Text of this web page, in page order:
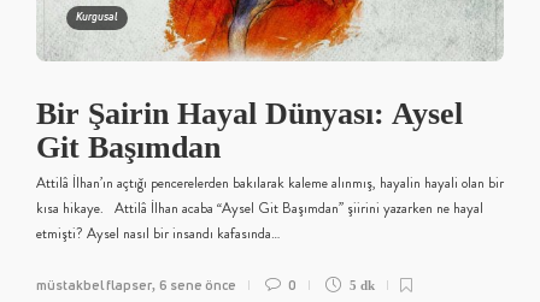
Kurgusal
Bir Şairin Hayal Dünyası: Aysel
Git Başımdan
Attilâ İlhan’ın açtığı pencerelerden bakılarak kaleme alınmış, hayalin hayali olan bir
kısa hikaye. Attilâ İlhan acaba “Aysel Git Başımdan” şiirini yazarken ne hayal
etmişti? Aysel nasıl bir insandı kafasında…
müstakbel flapser, 6 sene önce 0 5 dk